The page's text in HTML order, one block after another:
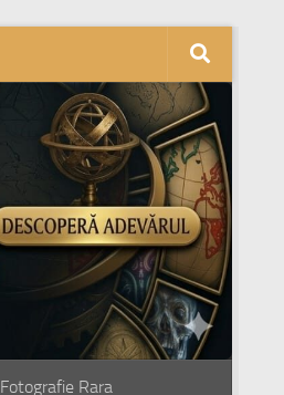
Fotografie Rara